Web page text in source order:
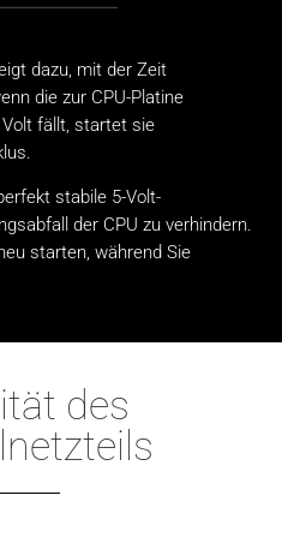
dazu, mit der Zeit
die zur CPU-Platine
fällt, startet sie
stabile 5-Volt-
der CPU zu verhindern.
starten, während Sie
des